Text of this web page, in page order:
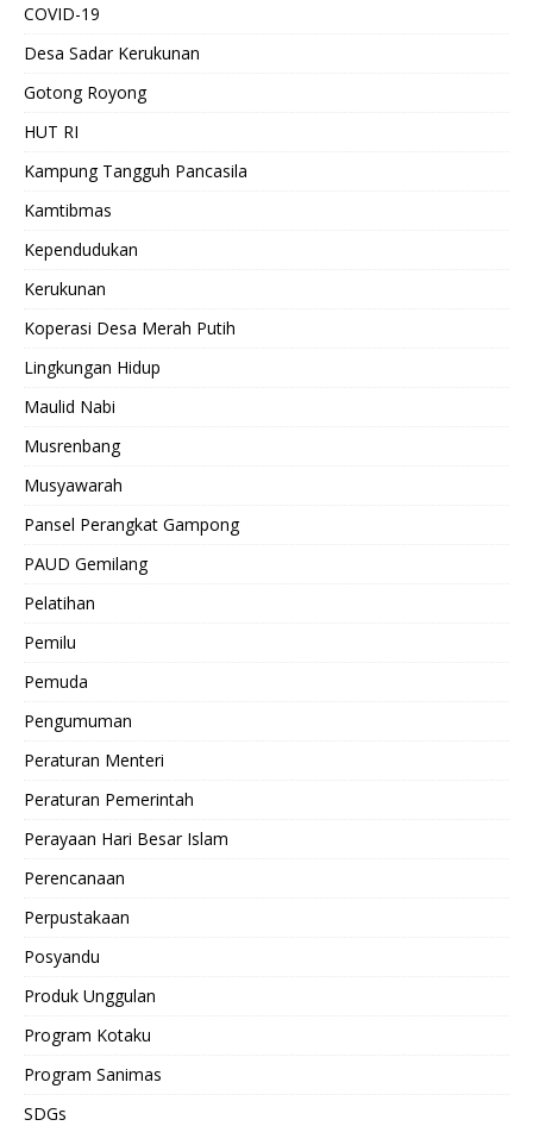
COVID-19
Desa Sadar Kerukunan
Gotong Royong
HUT RI
Kampung Tangguh Pancasila
Kamtibmas
Kependudukan
Kerukunan
Koperasi Desa Merah Putih
Lingkungan Hidup
Maulid Nabi
Musrenbang
Musyawarah
Pansel Perangkat Gampong
PAUD Gemilang
Pelatihan
Pemilu
Pemuda
Pengumuman
Peraturan Menteri
Peraturan Pemerintah
Perayaan Hari Besar Islam
Perencanaan
Perpustakaan
Posyandu
Produk Unggulan
Program Kotaku
Program Sanimas
SDGs